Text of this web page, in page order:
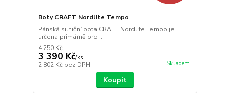
Boty CRAFT Nordlite Tempo
Pánská silniční bota CRAFT Nordlite Tempo je
určena primárně pro ...
4 250 Kč
3 390 Kč/ks
2 802 Kč bez DPH Skladem
Koupit